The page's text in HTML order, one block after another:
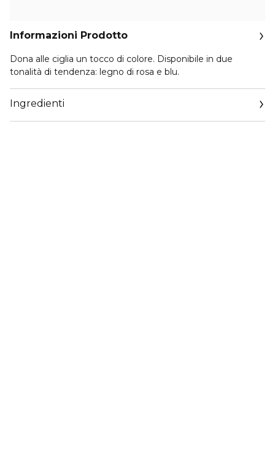
Informazioni Prodotto
Dona alle ciglia un tocco di colore. Disponibile in due
tonalità di tendenza: legno di rosa e blu.
Ingredienti